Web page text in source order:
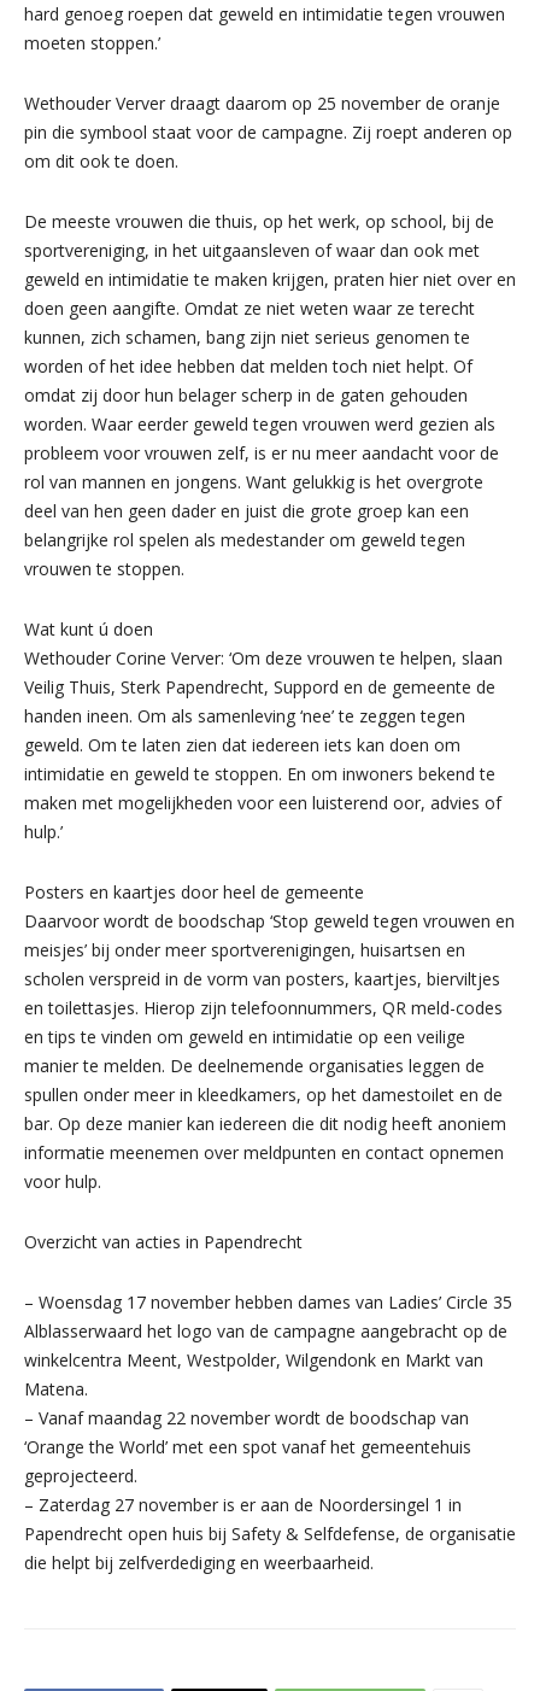
hard genoeg roepen dat geweld en intimidatie tegen vrouwen
moeten stoppen.’
Wethouder Verver draagt daarom op 25 november de oranje
pin die symbool staat voor de campagne. Zij roept anderen op
om dit ook te doen.
De meeste vrouwen die thuis, op het werk, op school, bij de
sportvereniging, in het uitgaansleven of waar dan ook met
geweld en intimidatie te maken krijgen, praten hier niet over en
doen geen aangifte. Omdat ze niet weten waar ze terecht
kunnen, zich schamen, bang zijn niet serieus genomen te
worden of het idee hebben dat melden toch niet helpt. Of
omdat zij door hun belager scherp in de gaten gehouden
worden. Waar eerder geweld tegen vrouwen werd gezien als
probleem voor vrouwen zelf, is er nu meer aandacht voor de
rol van mannen en jongens. Want gelukkig is het overgrote
deel van hen geen dader en juist die grote groep kan een
belangrijke rol spelen als medestander om geweld tegen
vrouwen te stoppen.
Wat kunt ú doen
Wethouder Corine Verver: ‘Om deze vrouwen te helpen, slaan
Veilig Thuis, Sterk Papendrecht, Suppord en de gemeente de
handen ineen. Om als samenleving ‘nee’ te zeggen tegen
geweld. Om te laten zien dat iedereen iets kan doen om
intimidatie en geweld te stoppen. En om inwoners bekend te
maken met mogelijkheden voor een luisterend oor, advies of
hulp.’
Posters en kaartjes door heel de gemeente
Daarvoor wordt de boodschap ‘Stop geweld tegen vrouwen en
meisjes’ bij onder meer sportverenigingen, huisartsen en
scholen verspreid in de vorm van posters, kaartjes, bierviltjes
en toilettasjes. Hierop zijn telefoonnummers, QR meld-codes
en tips te vinden om geweld en intimidatie op een veilige
manier te melden. De deelnemende organisaties leggen de
spullen onder meer in kleedkamers, op het damestoilet en de
bar. Op deze manier kan iedereen die dit nodig heeft anoniem
informatie meenemen over meldpunten en contact opnemen
voor hulp.
Overzicht van acties in Papendrecht
– Woensdag 17 november hebben dames van Ladies’ Circle 35
Alblasserwaard het logo van de campagne aangebracht op de
winkelcentra Meent, Westpolder, Wilgendonk en Markt van
Matena.
– Vanaf maandag 22 november wordt de boodschap van
‘Orange the World’ met een spot vanaf het gemeentehuis
geprojecteerd.
– Zaterdag 27 november is er aan de Noordersingel 1 in
Papendrecht open huis bij Safety & Selfdefense, de organisatie
die helpt bij zelfverdediging en weerbaarheid.